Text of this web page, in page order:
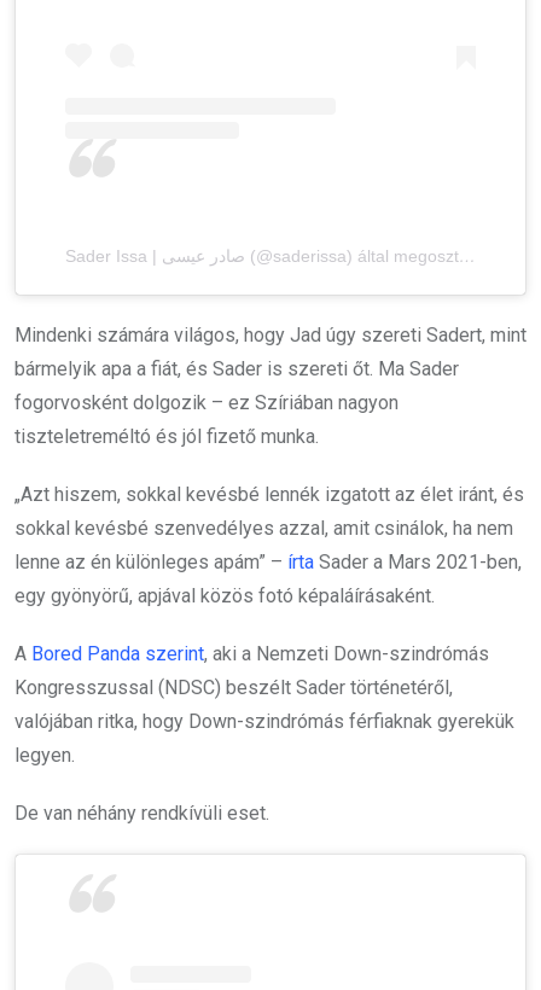
Sader Issa | صادر عيسى (@saderissa) által megosztott bejegyzés
Mindenki számára világos, hogy Jad úgy szereti Sadert, mint
bármelyik apa a fiát, és Sader is szereti őt. Ma Sader
fogorvosként dolgozik – ez Szíriában nagyon
tiszteletreméltó és jól fizető munka.
„Azt hiszem, sokkal kevésbé lennék izgatott az élet iránt, és
sokkal kevésbé szenvedélyes azzal, amit csinálok, ha nem
lenne az én különleges apám” – írta Sader a Mars 2021-ben,
egy gyönyörű, apjával közös fotó képaláírásaként.
A Bored Panda szerint, aki a Nemzeti Down-szindrómás
Kongresszussal (NDSC) beszélt Sader történetéről,
valójában ritka, hogy Down-szindrómás férfiaknak gyerekük
legyen.
De van néhány rendkívüli eset.